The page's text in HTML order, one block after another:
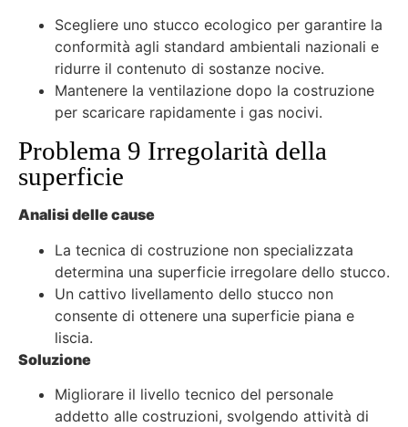
Scegliere uno stucco ecologico per garantire la
conformità agli standard ambientali nazionali e
ridurre il contenuto di sostanze nocive.
Mantenere la ventilazione dopo la costruzione
per scaricare rapidamente i gas nocivi.
Problema 9 Irregolarità della
superficie
Analisi delle cause
La tecnica di costruzione non specializzata
determina una superficie irregolare dello stucco.
Un cattivo livellamento dello stucco non
consente di ottenere una superficie piana e
liscia.
Soluzione
Migliorare il livello tecnico del personale
addetto alle costruzioni, svolgendo attività di